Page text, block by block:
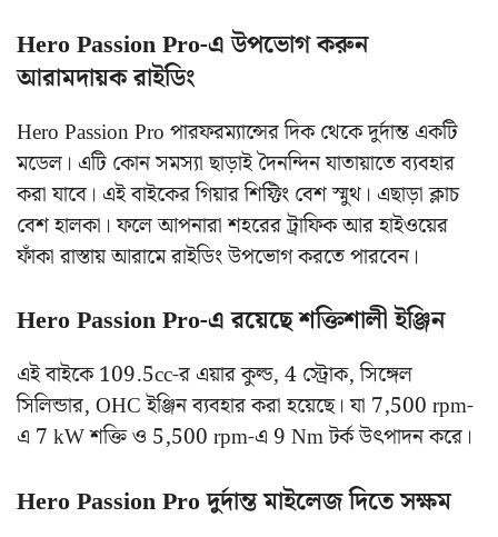
Hero Passion Pro-এ উপভোগ করুন
আরামদায়ক রাইডিং
Hero Passion Pro পারফরম্যান্সের দিক থেকে দুর্দান্ত একটি
মডেল। এটি কোন সমস্যা ছাড়াই দৈনন্দিন যাতায়াতে ব্যবহার
করা যাবে। এই বাইকের গিয়ার শিফ্টিং বেশ স্মুথ। এছাড়া ক্লাচ
বেশ হালকা। ফলে আপনারা শহরের ট্রাফিক আর হাইওয়ের
ফাঁকা রাস্তায় আরামে রাইডিং উপভোগ করতে পারবেন।
Hero Passion Pro-এ রয়েছে শক্তিশালী ইঞ্জিন
এই বাইকে 109.5cc-র এয়ার কুল্ড, 4 স্ট্রোক, সিঙ্গেল
সিলিন্ডার, OHC ইঞ্জিন ব্যবহার করা হয়েছে। যা 7,500 rpm-
এ 7 kW শক্তি ও 5,500 rpm-এ 9 Nm টর্ক উৎপাদন করে।
Hero Passion Pro দুর্দান্ত মাইলেজ দিতে সক্ষম